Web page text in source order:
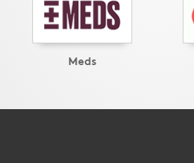
Meds